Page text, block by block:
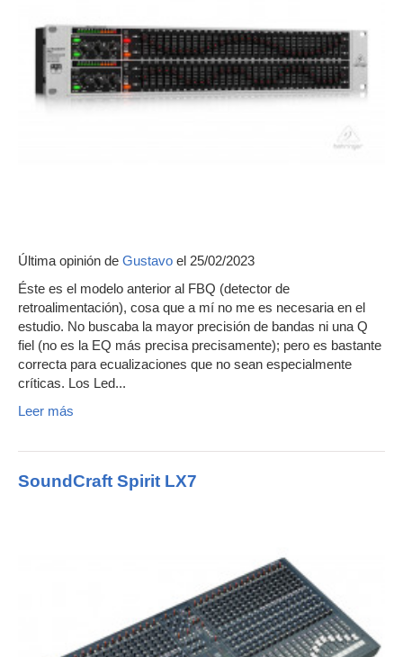
Última opinión de Gustavo el 25/02/2023
Éste es el modelo anterior al FBQ (detector de
retroalimentación), cosa que a mí no me es necesaria en el
estudio. No buscaba la mayor precisión de bandas ni una Q
fiel (no es la EQ más precisa precisamente); pero es bastante
correcta para ecualizaciones que no sean especialmente
críticas. Los Led...
Leer más
SoundCraft Spirit LX7